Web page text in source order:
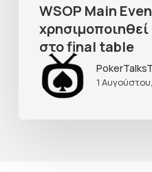
WSOP Main
στο final table
1